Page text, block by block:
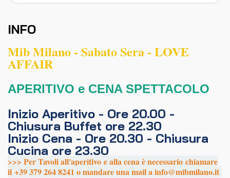
INFO
Mib Milano - Sabato Sera - LOVE
AFFAIR
APERITIVO e CENA SPETTACOLO
Inizio Aperitivo - Ore 20.00 -
Chiusura Buffet ore 22.30
Inizio Cena - Ore 20.30 - Chiusura
Cucina ore 23.30
>>> Per Tavoli all'aperitivo e alla cena è necessario chiamare
il +39 379 264 8241 o mandare una mail a info@mibmilano.it